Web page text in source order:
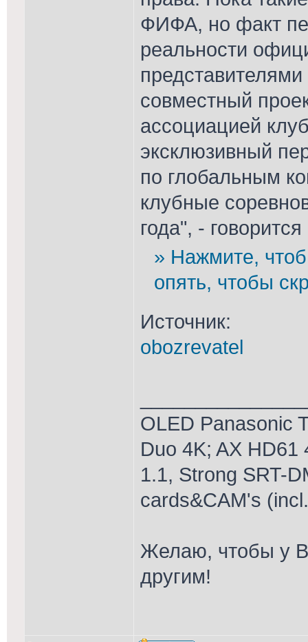
ФИФА, но факт
реальности
совместный
ассоциацией
эксклюзивный
по глобальным
клубные
года", -
» Нажмите,
опять, чтобы
Источник:
obozrevatel
OLED Panasonic
Duo 4K; AX HD61
1.1, Strong SRT-
cards&CAM's
Желаю, чтобы у
другим!